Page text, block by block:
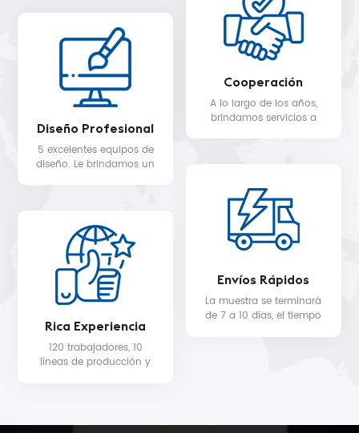
Diseño Profesional
5 excelentes equipos de
diseño. Le brindamos un
Cooperación
A lo largo de los años,
brindamos servicios a
STARBUCKS, DIOR,
Rica Experiencia
120 trabajadores, 10
líneas de producción y
Envíos Rápidos
La muestra se terminará
de 7 a 10 días, el tiempo